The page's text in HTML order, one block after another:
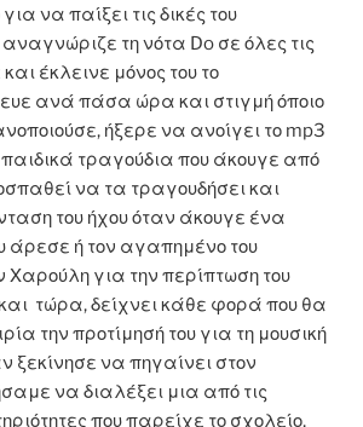
να παίξει τις δικές του
αναγνώριζε τη νότα Do σε όλες τις
έκλεινε μόνος του το
ανά πάσα ώρα και στιγμή όποιο
ήξερε να ανοίγει το mp3
τραγούδια που άκουγε από
να τα τραγουδήσει και
του ήχου όταν άκουγε ένα
άρεσε ή τον αγαπημένο του
Χαρούλη για την περίπτωση του
τώρα, δείχνει κάθε φορά που θα
την προτίμησή του για τη μουσική
ξεκίνησε να πηγαίνει στον
να διαλέξει μια από τις
που παρείχε το σχολείο,